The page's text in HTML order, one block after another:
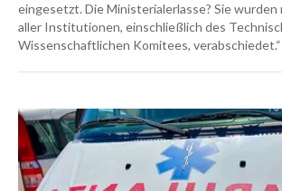
eingesetzt. Die Ministerialerlasse? Sie
aller Institutionen, einschließlich des
Wissenschaftlichen Komitees, verabschiedet.“